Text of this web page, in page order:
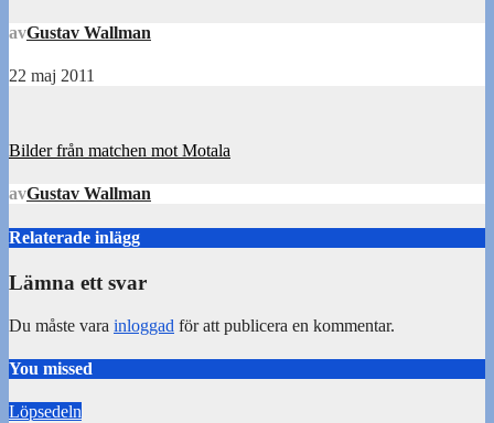
avGustav Wallman
22 maj 2011
Inläggsnavigering
Bilder från matchen mot Motala
avGustav Wallman
Relaterade inlägg
Lämna ett svar
Du måste vara inloggad för att publicera en kommentar.
You missed
Löpsedeln